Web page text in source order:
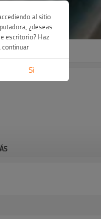
mayor
al sitio
¿deseas
escritorio? Haz
continuar
Si